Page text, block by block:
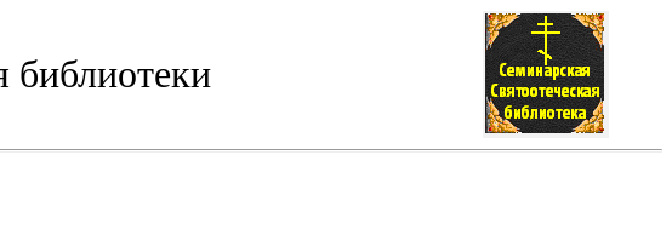
библиотеки